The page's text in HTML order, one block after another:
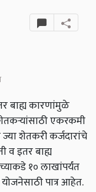
बाह्य कारणांमुळे
एकरकमी
शेतकरी कर्जदारांचे
व इतर बाह्य
१० लाखांपर्यंत
पात्र आहेत.